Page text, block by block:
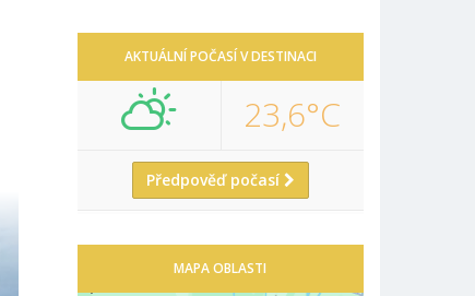
AKTUÁLNÍ POČASÍ V DESTINACI
23,6°C
Předpověď počasí
MAPA OBLASTI